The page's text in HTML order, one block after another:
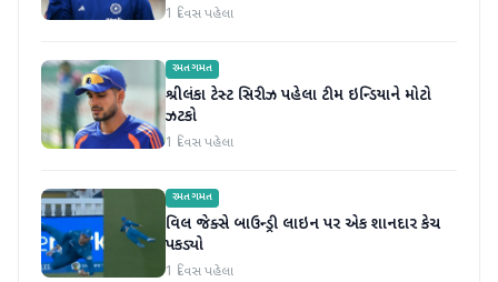
1 દિવસ પહેલા
રમતગમત
શ્રીલંકા ટેસ્ટ સિરીઝ પહેલા ટીમ ઇન્ડિયાને મોટો
ઝટકો
1 દિવસ પહેલા
રમતગમત
વિલ જેક્સે બાઉન્ડ્રી લાઇન પર એક શાનદાર કેચ
પકડ્યો
1 દિવસ પહેલા